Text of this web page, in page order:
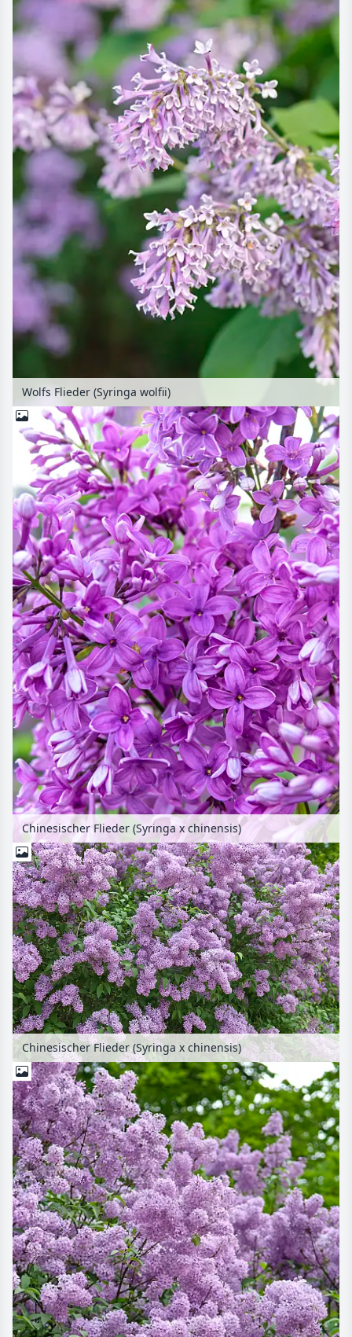
Wolfs Flieder (Syringa wolfii)
Chinesischer Flieder (Syringa x chinensis)
Chinesischer Flieder (Syringa x chinensis)